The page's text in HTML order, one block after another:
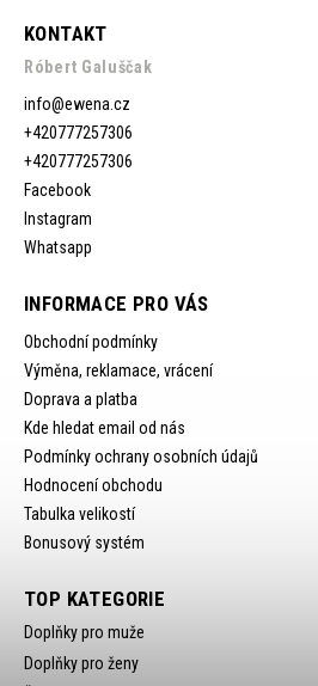
KONTAKT
Róbert Galuščak
info@ewena.cz
+420777257306
+420777257306
Facebook
Instagram
Whatsapp
INFORMACE PRO VÁS
Obchodní podmínky
Výměna, reklamace, vrácení
Doprava a platba
Kde hledat email od nás
Podmínky ochrany osobních údajů
Hodnocení obchodu
Tabulka velikostí
Bonusový systém
TOP KATEGORIE
Doplňky pro muže
Doplňky pro ženy